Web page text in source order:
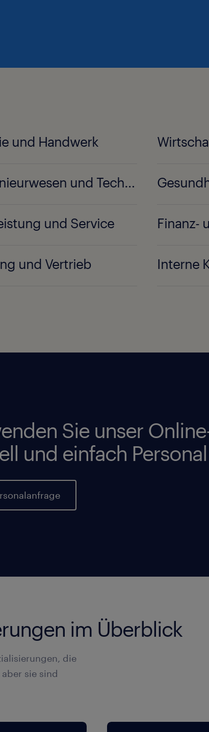
und Handwerk
IT, Ingenieurwesen und Technik
und Service Finanz-
und Vertrieb Interne
Sie unser
und einfach
im Überblick
die
sie sind